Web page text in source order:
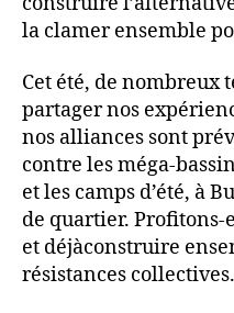
la clamer ensemble
Cet été, de nombreux
partager nos
nos alliances sont
contre les méga-
et les camps d’été, à
de quartier.
et déjàconstruire
résistances collectives.